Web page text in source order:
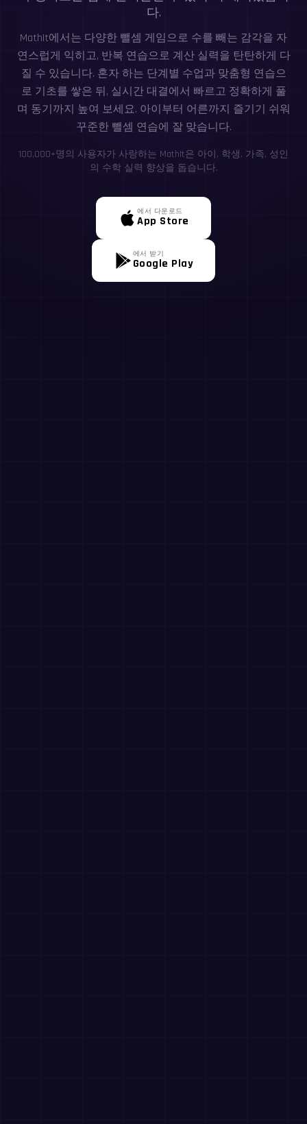
다.
MathIt에서는 다양한 뺄셈 게임으로 수를 빼는 감각을 자
연스럽게 익히고, 반복 연습으로 계산 실력을 탄탄하게 다
질 수 있습니다. 혼자 하는 단계별 수업과 맞춤형 연습으
로 기초를 쌓은 뒤, 실시간 대결에서 빠르고 정확하게 풀
며 동기까지 높여 보세요. 아이부터 어른까지 즐기기 쉬워
꾸준한 뺄셈 연습에 잘 맞습니다.
100,000+명의 사용자가 사랑하는 MathIt은 아이, 학생, 가족, 성인
의 수학 실력 향상을 돕습니다.
에서 다운로드
App Store
에서 받기
Google Play